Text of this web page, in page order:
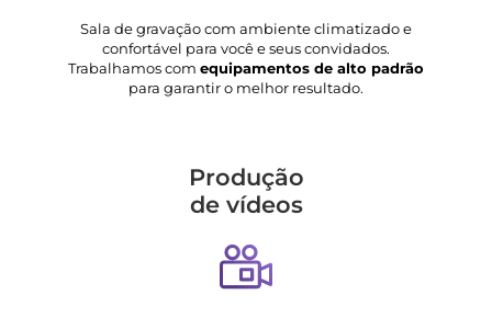
Sala de gravação com ambiente climatizado e
confortável para você e seus convidados.
Trabalhamos com equipamentos de alto padrão
para garantir o melhor resultado.
Produção
de vídeos